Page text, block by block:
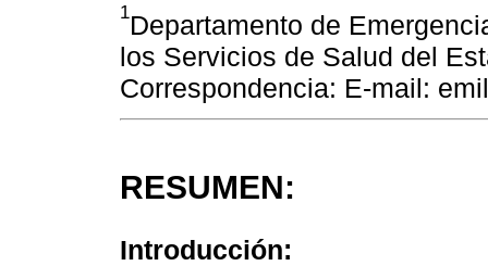
1Departamento de
los Servicios de Salud del
Correspondencia: E-mail:
RESUMEN:
Introducción: